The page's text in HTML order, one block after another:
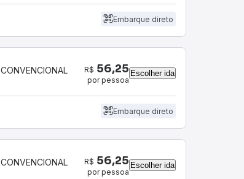
Embarque direto
CONVENCIONAL R$ 56,25
por pessoa
Escolher ida
Embarque direto
CONVENCIONAL R$ 56,25
por pessoa
Escolher ida